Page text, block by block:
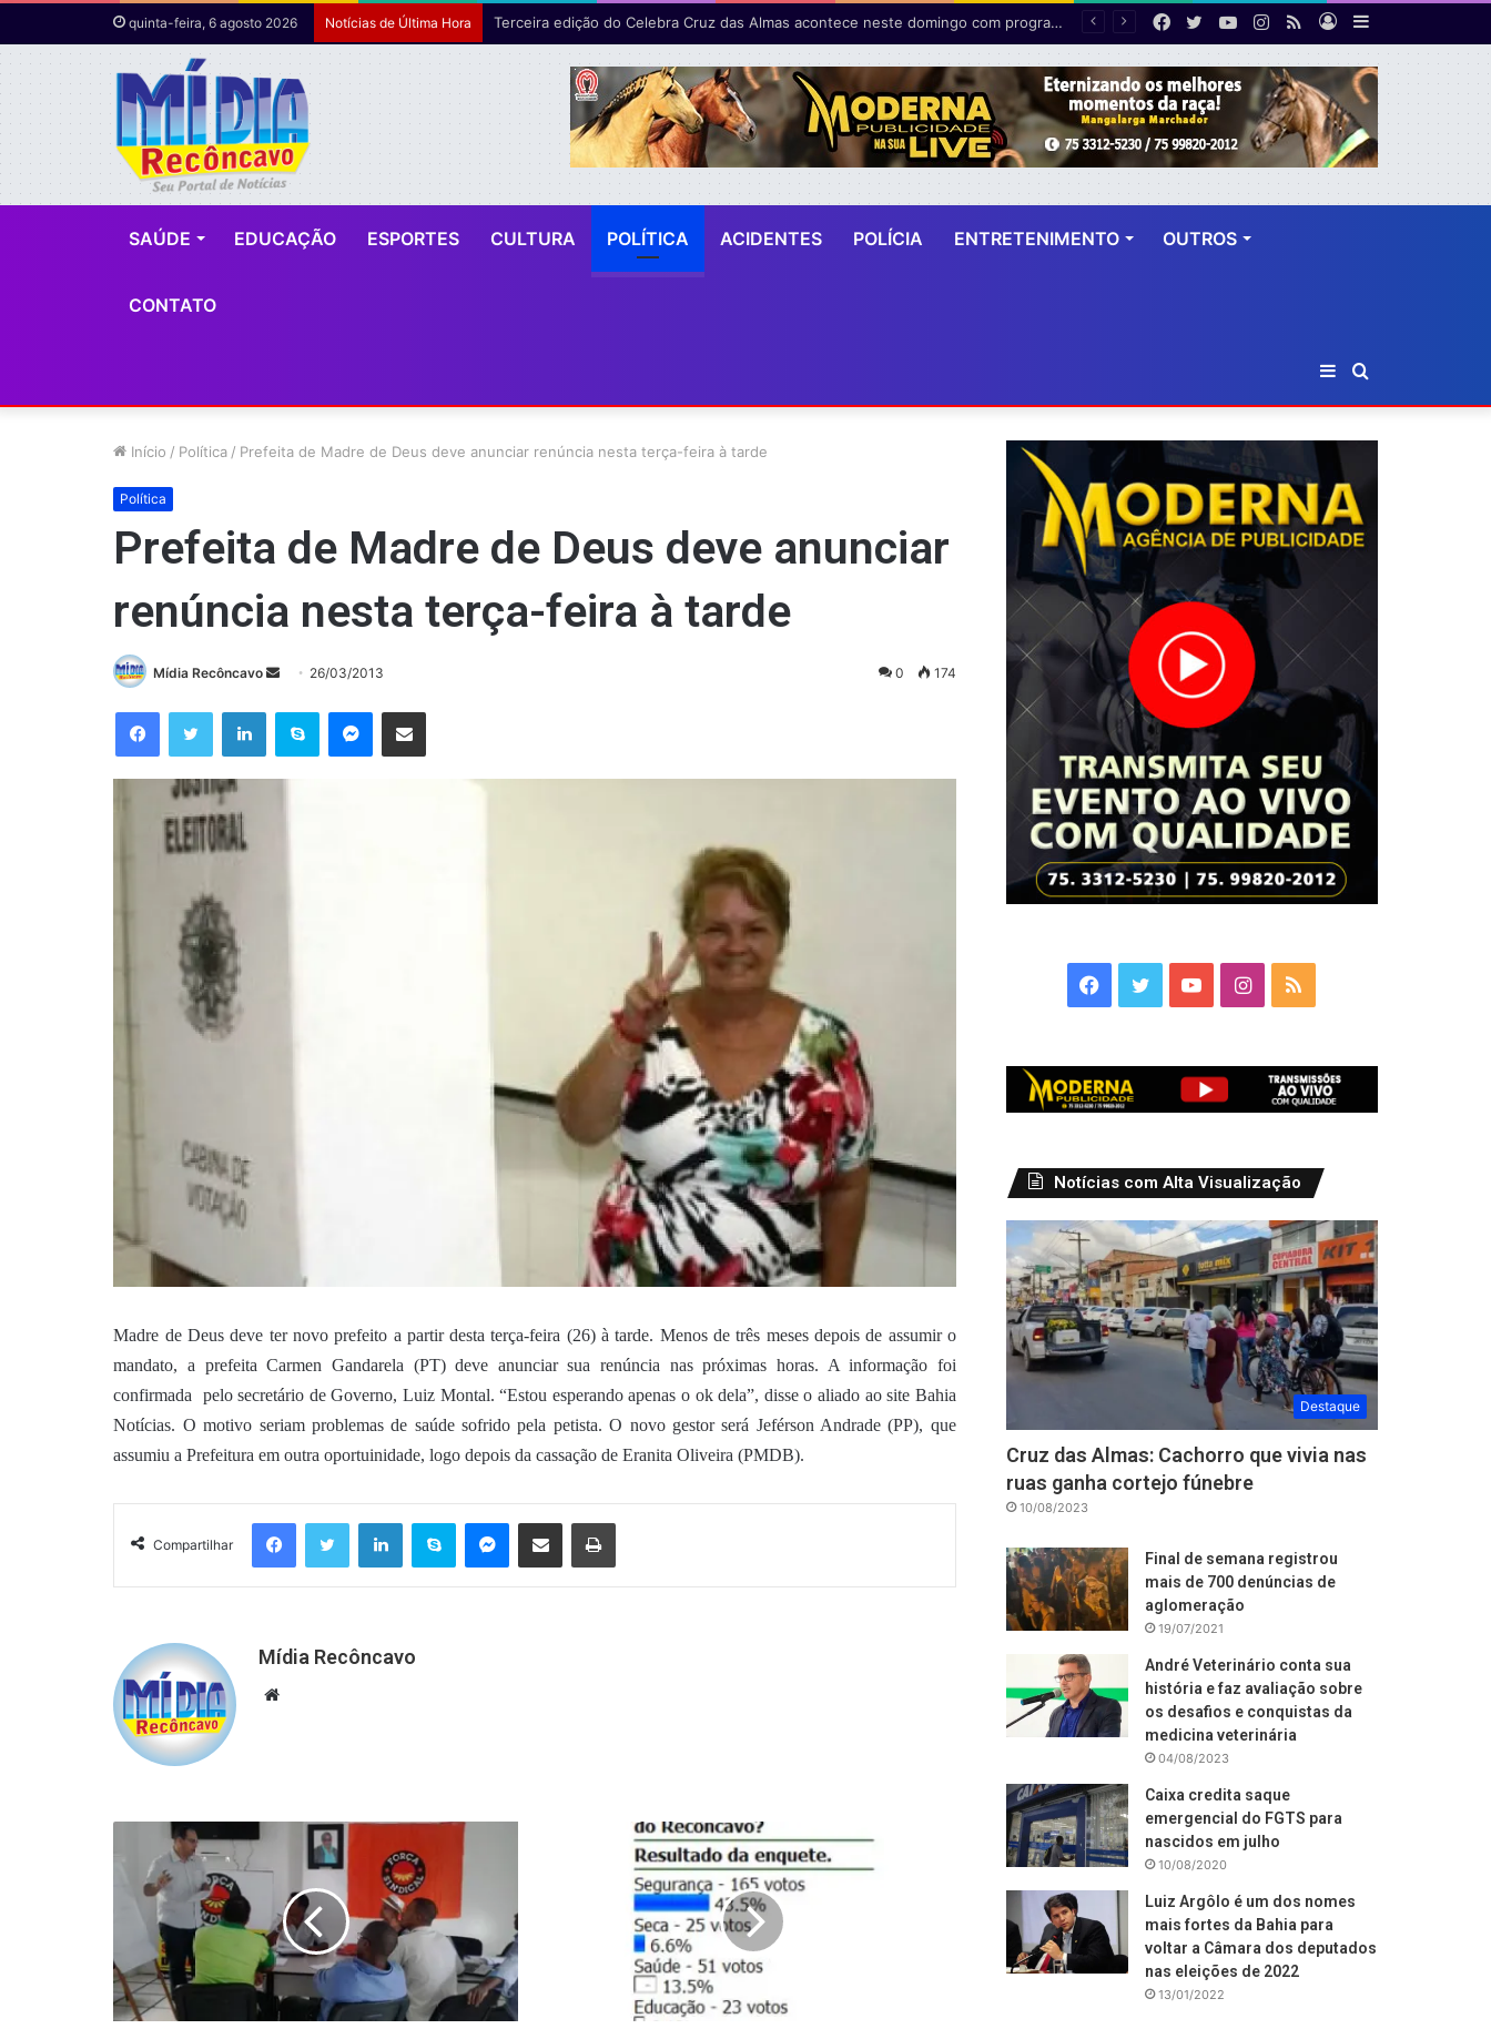
quinta-feira, 6 agosto 2026 Notícias de Última Hora Terceira edição do Celebra Cruz das Almas acontece neste domingo com programação de fé e evangelização
Barra
Lateral
Entrar
RSS
Instagram
YouTube
Twitter
Facebook
SAÚDE EDUCAÇÃO ESPORTES CULTURA POLÍTICA ACIDENTES POLÍCIA ENTRETENIMENTO OUTROS
CONTATO
por
Barra
Lateral
Início / Política / Prefeita de Madre de Deus deve anunciar renúncia nesta terça-feira à tarde
Política
Prefeita de Madre de Deus deve anunciar
renúncia nesta terça-feira à tarde
Mídia Recôncavo
Mande
e-
26/03/2013 0 174
FacebookTwitter LinkedinSkype Messenger
Compartilhar via e-mail
Madre de Deus deve ter novo prefeito a partir desta terça-feira (26) à tarde. Menos de três meses depois de assumir o
mandato, a prefeita Carmen Gandarela (PT) deve anunciar sua renúncia nas próximas horas. A informação foi
confirmada pelo secretário de Governo, Luiz Montal. “Estou esperando apenas o ok dela”, disse o aliado ao site Bahia
Notícias. O motivo seriam problemas de saúde sofrido pela petista. O novo gestor será Jeférson Andrade (PP), que
assumiu a Prefeitura em outra oportuinidade, logo depois da cassação de Eranita Oliveira (PMDB).
Compartilhar
FacebookTwitter LinkedinSkype Messenger
Compartilhar via e-mail Imprimir
Mídia Recôncavo
Website
Facebook
TwitterYouTubeInstagram
RSS
Notícias com Alta Visualização
Destaque
Cruz das Almas: Cachorro que vivia nas
ruas ganha cortejo fúnebre
10/08/2023
Final de semana registrou
mais de 700 denúncias de
aglomeração
19/07/2021
André Veterinário conta sua
história e faz avaliação sobre
os desafios e conquistas da
medicina veterinária
04/08/2023
Caixa credita saque
emergencial do FGTS para
nascidos em julho
10/08/2020
Luiz Argôlo é um dos nomes
mais fortes da Bahia para
voltar a Câmara dos deputados
nas eleições de 2022
13/01/2022